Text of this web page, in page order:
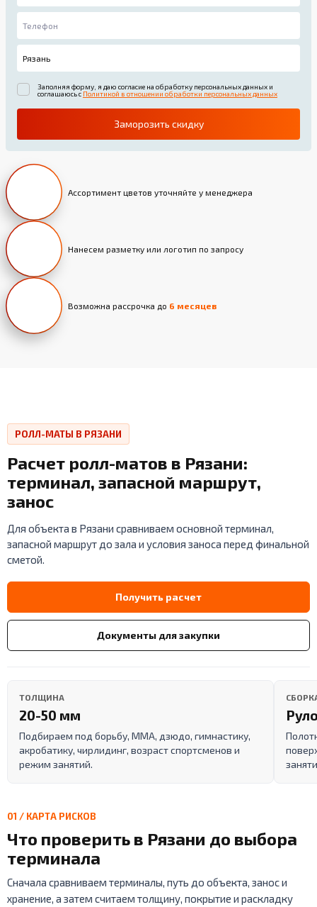
Заполняя форму, я даю согласие на обработку персональных данных и
соглашаюсь с Политикой в отношении обработки персональных данных
Заморозить скидку
Ассортимент цветов уточняйте у менеджера
Нанесем разметку или логотип по запросу
Возможна рассрочка до 6 месяцев
РОЛЛ-МАТЫ В РЯЗАНИ
Расчет ролл-матов в Рязани:
терминал, запасной маршрут,
занос
Для объекта в Рязани сравниваем основной терминал,
запасной маршрут до зала и условия заноса перед финальной
сметой.
Получить расчет
Документы для закупки
ТОЛЩИНА
20-50 мм
Подбираем под борьбу, ММА, дзюдо, гимнастику,
акробатику, чирлидинг, возраст спортсменов и
режим занятий.
01 / КАРТА РИСКОВ
Что проверить в Рязани до выбора
терминала
Сначала сравниваем терминалы, путь до объекта, занос и
хранение, а затем считаем толщину, покрытие и раскладку